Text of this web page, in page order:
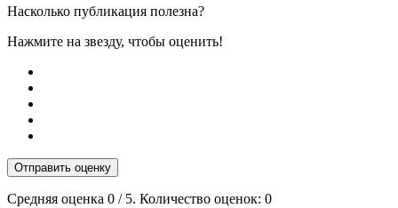
Насколько публикация полезна?
Нажмите на звезду, чтобы оценить!
Отправить оценку
Средняя оценка 0 / 5. Количество оценок: 0